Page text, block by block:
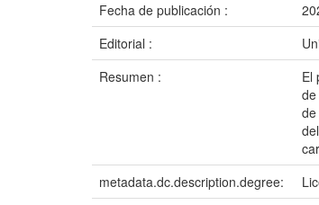
Fecha de publicación :
Editorial :
Resumen :
El
metadata.dc.description.degree: